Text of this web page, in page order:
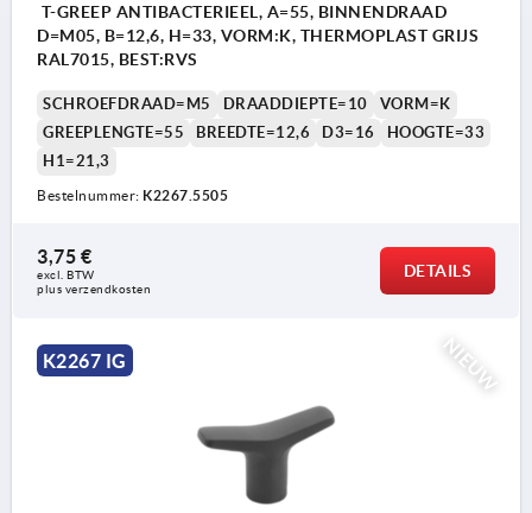
T-GREEP ANTIBACTERIEEL, A=55, BINNENDRAAD
D=M05, B=12,6, H=33, VORM:K, THERMOPLAST GRIJS
RAL7015, BEST:RVS
SCHROEFDRAAD=M5 DRAADDIEPTE=10
VORM=K
GREEPLENGTE=55
BREEDTE=12,6 D3=16
HOOGTE=33
H1=21,3
Bestelnummer: K2267.5505
3,75 €
excl. BTW
plus verzendkosten
DETAILS
NIEUW
K2267 IG